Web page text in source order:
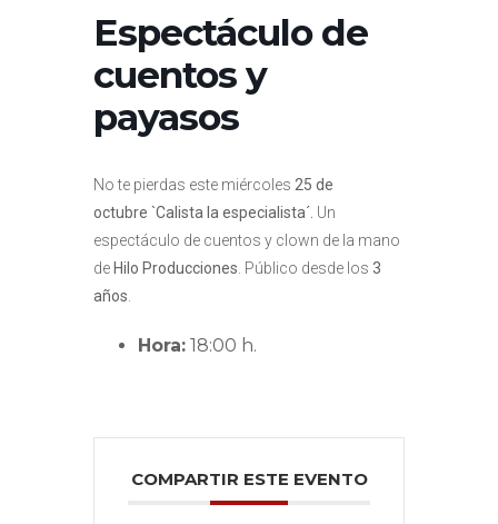
Espectáculo de
cuentos y
payasos
No te pierdas este miércoles 25 de
octubre `Calista la especialista´. Un
espectáculo de cuentos y clown de la mano
de Hilo Producciones . Público desde los 3
años
Hora: 18:00 h.
COMPARTIR ESTE EVENTO